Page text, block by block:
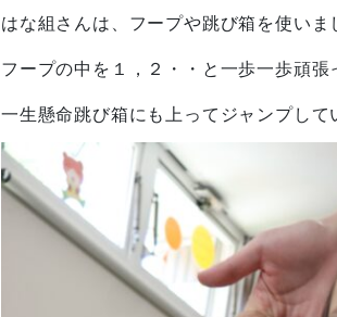
はな組さんは、フープや跳び箱を使いま
フープの中を１，２・・と一歩一歩頑
一生懸命跳び箱にも上ってジャンプし